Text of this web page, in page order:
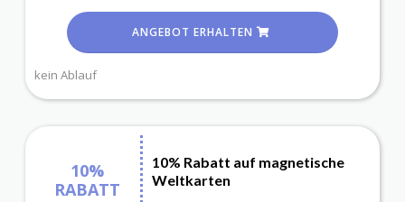
ANGEBOT ERHALTEN
kein Ablauf
10%
RABATT
10% Rabatt auf magnetische
Weltkarten